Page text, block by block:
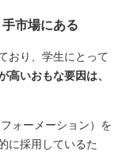
市場にある
おり、学生にとって
高いおもな要因は、
ォーメーション）を
に採用しているた